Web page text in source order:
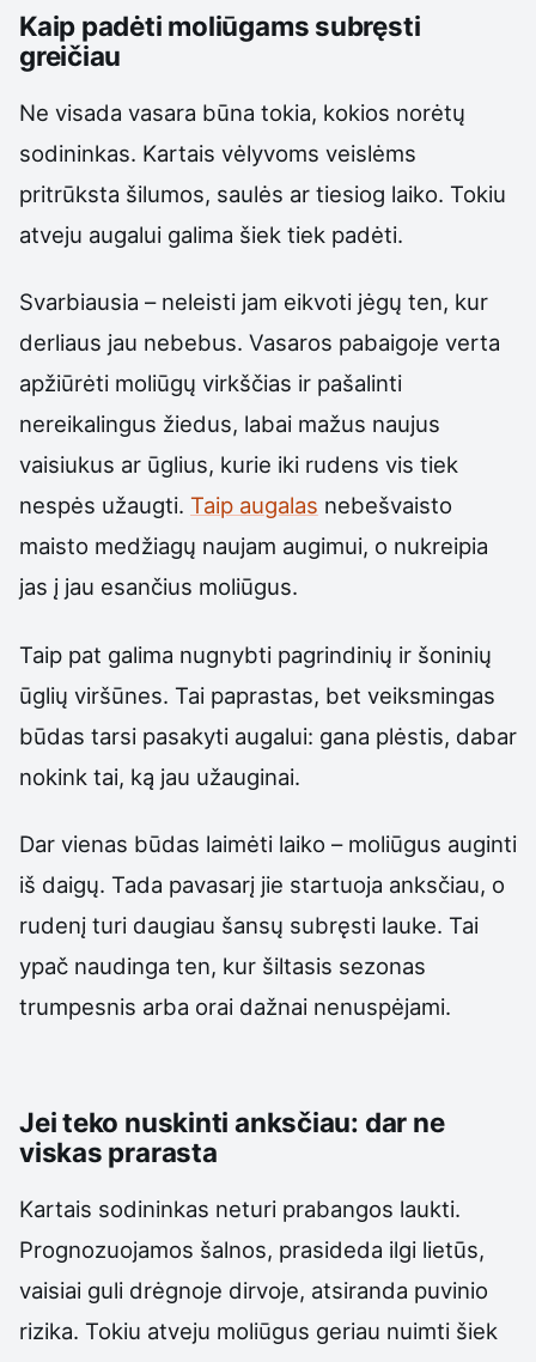
Kaip padėti moliūgams subręsti
greičiau
Ne visada vasara būna tokia, kokios norėtų
sodininkas. Kartais vėlyvoms veislėms
pritrūksta šilumos, saulės ar tiesiog laiko. Tokiu
atveju augalui galima šiek tiek padėti.
Svarbiausia – neleisti jam eikvoti jėgų ten, kur
derliaus jau nebebus. Vasaros pabaigoje verta
apžiūrėti moliūgų virkščias ir pašalinti
nereikalingus žiedus, labai mažus naujus
vaisiukus ar ūglius, kurie iki rudens vis tiek
nespės užaugti. Taip augalas nebešvaisto
maisto medžiagų naujam augimui, o nukreipia
jas į jau esančius moliūgus.
Taip pat galima nugnybti pagrindinių ir šoninių
ūglių viršūnes. Tai paprastas, bet veiksmingas
būdas tarsi pasakyti augalui: gana plėstis, dabar
nokink tai, ką jau užauginai.
Dar vienas būdas laimėti laiko – moliūgus auginti
iš daigų. Tada pavasarį jie startuoja anksčiau, o
rudenį turi daugiau šansų subręsti lauke. Tai
ypač naudinga ten, kur šiltasis sezonas
trumpesnis arba orai dažnai nenuspėjami.
Jei teko nuskinti anksčiau: dar ne
viskas prarasta
Kartais sodininkas neturi prabangos laukti.
Prognozuojamos šalnos, prasideda ilgi lietūs,
vaisiai guli drėgnoje dirvoje, atsiranda puvinio
rizika. Tokiu atveju moliūgus geriau nuimti šiek